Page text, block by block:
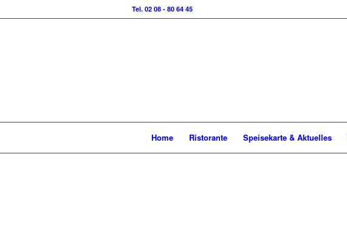
Tel. 02 08 - 80 64 45
Home Ristorante Speisekarte & Aktuelles